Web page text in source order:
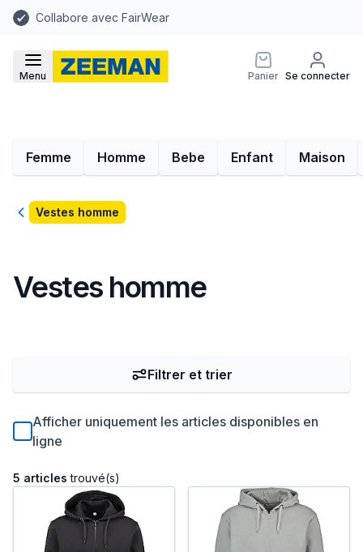
Collabore avec FairWear
Menu Panier Se connecter
Femme Homme Bebe Enfant Maison
RetourVestes homme
Vestes homme
Afficher uniquement les articles disponibles en
ligne
5 articles trouvé(s)
Filtrer et trier